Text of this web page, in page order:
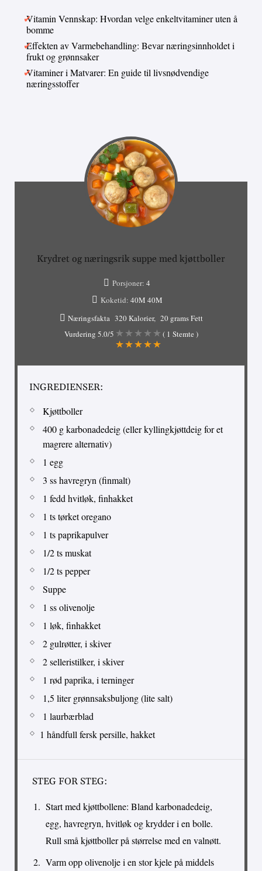
Vitamin Vennskap: Hvordan velge enkeltvitaminer uten å
bomme
Effekten av Varmebehandling: Bevar næringsinnholdet i
frukt og grønnsaker
Vitaminer i Matvarer: En guide til livsnødvendige
næringsstoffer
Krydret og næringsrik suppe med kjøttboller
Porsjoner: 4
Koketid: 40M 40M
Næringsfakta 320 Kalorier
20 grams Fett
Vurdering 5.0/5 ( 1 Stemte )
INGREDIENSER:
Kjøttboller
400 g karbonadedeig (eller kyllingkjøttdeig for et
magrere alternativ)
1 egg
3 ss havregryn (finmalt)
1 fedd hvitløk, finhakket
1 ts tørket oregano
1 ts paprikapulver
1/2 ts muskat
1/2 ts pepper
Suppe
1 ss olivenolje
1 løk, finhakket
2 gulrøtter, i skiver
2 selleristilker, i skiver
1 rød paprika, i terninger
1,5 liter grønnsaksbuljong (lite salt)
1 laurbærblad
1 håndfull fersk persille, hakket
STEG FOR STEG:
Start med kjøttbollene: Bland karbonadedeig,
egg, havregryn, hvitløk og krydder i en bolle.
Rull små kjøttboller på størrelse med en valnøtt.
Varm opp olivenolje i en stor kjele på middels